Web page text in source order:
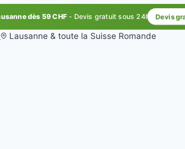
dès 59 CHF - Devis gratuit sous 24h Devis
Lausanne & toute la Suisse Romande